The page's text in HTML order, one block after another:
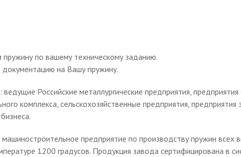
пружину по вашему техническому заданию.
на Вашу пружину.
Российские металлургические предприятия,
комплекса, сельскохозяйственные предприятия,
предприятие по производству пружин
1200 градусов. Продукция завода сертифицирована в